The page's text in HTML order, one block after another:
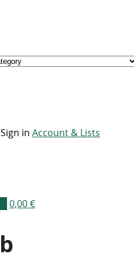
in Account & Lists
0,00€